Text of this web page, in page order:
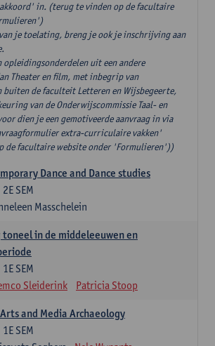
in. (terug te vinden op de facultaire
je toelating, breng je ook je inschrijving aan
opleidingsonderdelen uit een andere
Theater en film, met inbegrip van
buiten de faculteit Letteren en Wijsbegeerte,
van de Onderwijscommissie Taal- en
dien je een gemotiveerde aanvraag in via
extra-curriculaire vakken'
de facultaire website onder 'Formulieren'))
Dance and Dance studies
2E SEM
Masschelein
in de middeleeuwen en
1E SEM
Sleiderink Patricia Stoop
and Media Archaeology
1E SEM